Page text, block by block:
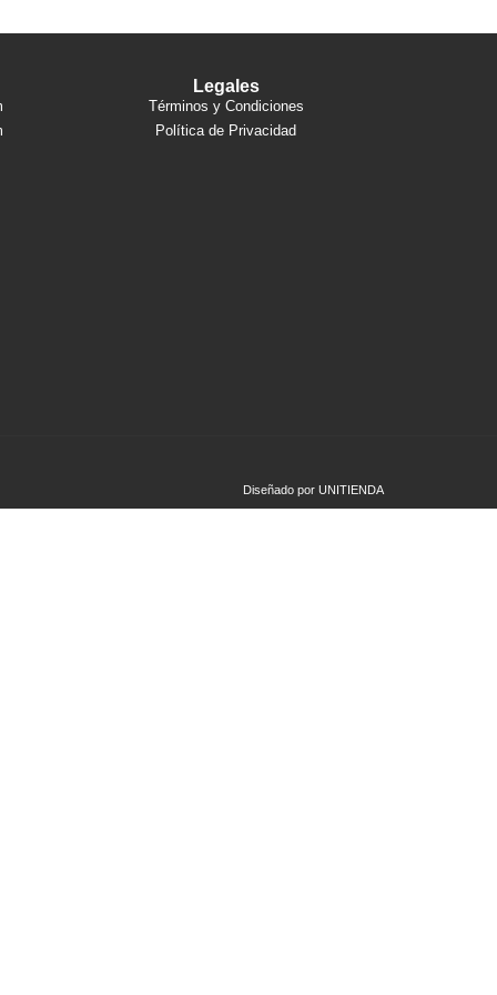
Legales
Términos y Condiciones
Política de Privacidad
Diseñado por UNITIENDA